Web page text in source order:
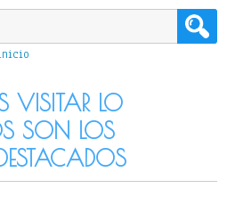
VISITAR LO
SON LOS